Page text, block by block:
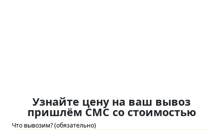
Узнайте цену на ваш вывоз
пришлём СМС со стоимостью
Что вывозим? (обязательно)